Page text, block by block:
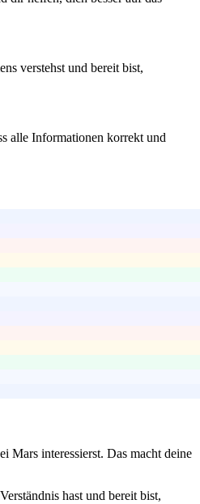
verstehst und bereit bist,
alle Informationen korrekt und
Mars interessierst. Das macht deine
hast und bereit bist,